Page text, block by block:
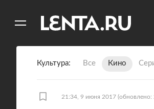
Культура Все Кино
21:34, 9 июня 2017